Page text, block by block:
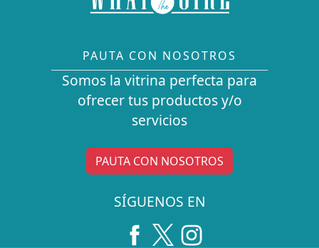
PAUTA CON NOSOTROS
Somos la vitrina perfecta para
ofrecer tus productos y/o
servicios
PAUTA CON NOSOTROS
SÍGUENOS EN